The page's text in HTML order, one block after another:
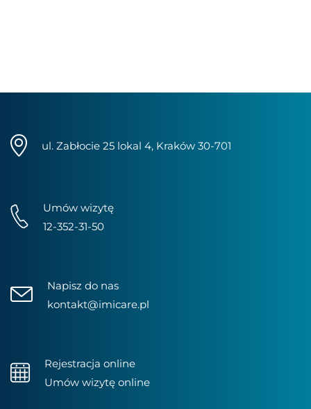
ul. Zabłocie 25 lokal 4, Kraków 30-701
Umów wizytę
12-352-31-50
Napisz do nas
kontakt@imicare.pl
Rejestracja online
Umów wizytę online